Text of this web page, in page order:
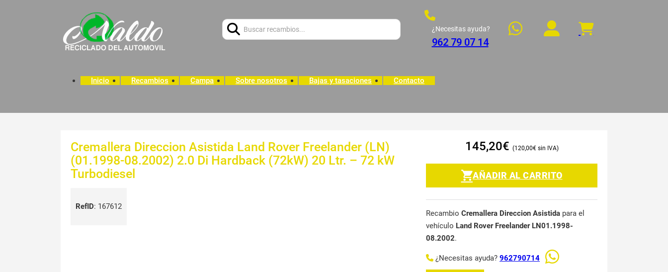
¿Necesitas ayuda?
962 79 07 14
Inicio Recambios Campa Sobre nosotros Bajas y tasaciones Contacto
Cremallera Direccion Asistida Land Rover Freelander (LN)
(01.1998-08.2002) 2.0 Di Hardback (72kW) 20 Ltr. – 72 kW
Turbodiesel
RefID: 167612
145,20€ 120,00€
AÑADIR AL CARRITO
Recambio Cremallera Direccion Asistida para el
vehículo Land Rover Freelander LN01.1998-
08.2002.
¿Necesitas ayuda? 962790714